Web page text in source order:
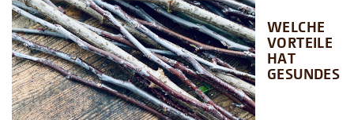
WELCHE
VORTEILE
HAT
GESUNDES